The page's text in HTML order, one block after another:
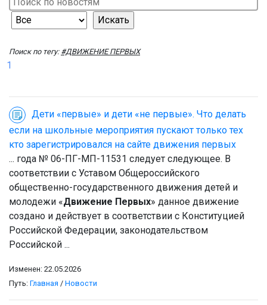
Поиск по тегу: #ДВИЖЕНИЕ ПЕРВЫХ
1
Дети «первые» и дети «не первые». Что делать
если на школьные мероприятия пускают только тех
кто зарегистрировался на сайте движения первых
... года № 06-ПГ-МП-11531 следует следующее. В
соответствии с Уставом Общероссийского
общественно-государственного движения детей и
молодежи «Движение Первых» данное движение
создано и действует в соответствии с Конституцией
Российской Федерации, законодательством
Российской ...
Изменен: 22.05.2026
Путь: Главная / Новости